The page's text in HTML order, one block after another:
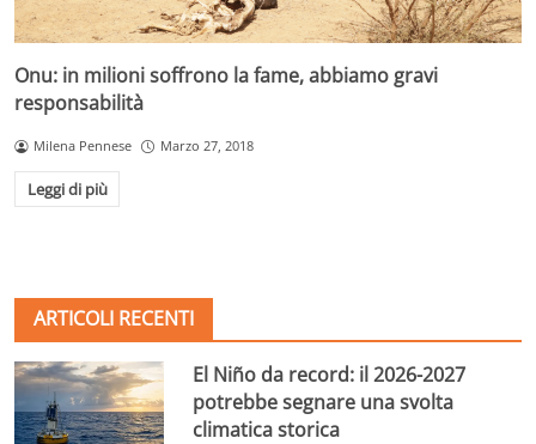
Onu: in milioni soffrono la fame, abbiamo gravi
responsabilità
Milena Pennese Marzo 27, 2018
Leggi di più
ARTICOLI RECENTI
El Niño da record: il 2026-2027
potrebbe segnare una svolta
climatica storica